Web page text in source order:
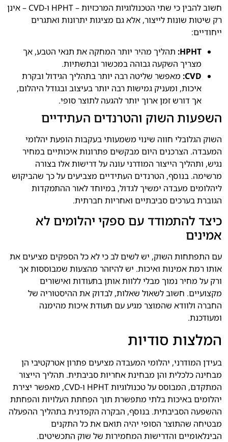
חשוב להבין כי שתי הטכנולוגיות המרכזיות – HPHT ו-CVD – אינן
רק שיטות שונות לייצור, אלא גם מציגות יתרונות ואתגרים
ייחודיים:
HPHT: תהליך מהיר יותר המחקה את תנאי הטבע, אך
מצריך השקעה גבוהה במכשור ובתשתיות.
CVD: מאפשר שליטה רבה יותר בתהליך הגידול ובקרת
איכות, ומעניק גמישות רבה יותר בעיצוב ובגודל היהלום,
אך דורש זמן ארוך יותר להגעה לתוצר סופי.
השפעות השוק והטרנדים העתידיים
השוק הגלובלי חווה שינוי משמעותי בעקבות הופעת יהלומי
המעבדה. הצרכנים היום מבקשים פתרונות איכותיים במחיר
נגיש, ותהליך הייצור המודרני עונה על דרישות אלו בצורה
מרשימה. בנוסף, הטרנדים העתידיים מצביעים על כך שהביקוש
ליהלומים מעבדה ימשיך לגדול, במיוחד לאור ההתמקדות
הגוברת בערכים סביבתיים ואחריות חברתית.
כיצד להתמודד עם ספקי יהלומים לא
אמינים
עם התפתחות השוק, יש לשים לב כי לא כל הספקים מציעים את
אותו רמת אמינות ואיכות. יש להיזהר מהצעות שמבוססות אך
ורק על מחיר נמוך מבלי ללוות אותן בתעודות ואישורים
מקצועיים. חשוב לשאול שאלות, לבדוק את ההיסטוריה של
החברה ולוודא שהמוצר מגיע עם תעודת איכות מהימנה
ומעודכנת.
המלצות סודיות
בעידן המודרני, יהלומי המעבדה מציעים פתרון אטרקטיבי הן
מבחינה כלכלית והן מבחינת אחריות סביבתית. תהליך הייצור
המתקדם, המבוסס על טכנולוגיות HPHT ו-CVD, מאפשר יצירת
יהלומים באיכות בלתי מתפשרת תוך הפחתת העלויות והפחתת
ההשפעה הסביבתית. בנוסף, הבקרה הקפדנית בתהליך ההפעלה
מבטיחה שהתוצר הסופי יהיה תואם את כל התקנים
הבינלאומיים והדרישות המחמירות של שוק התכשיטים.